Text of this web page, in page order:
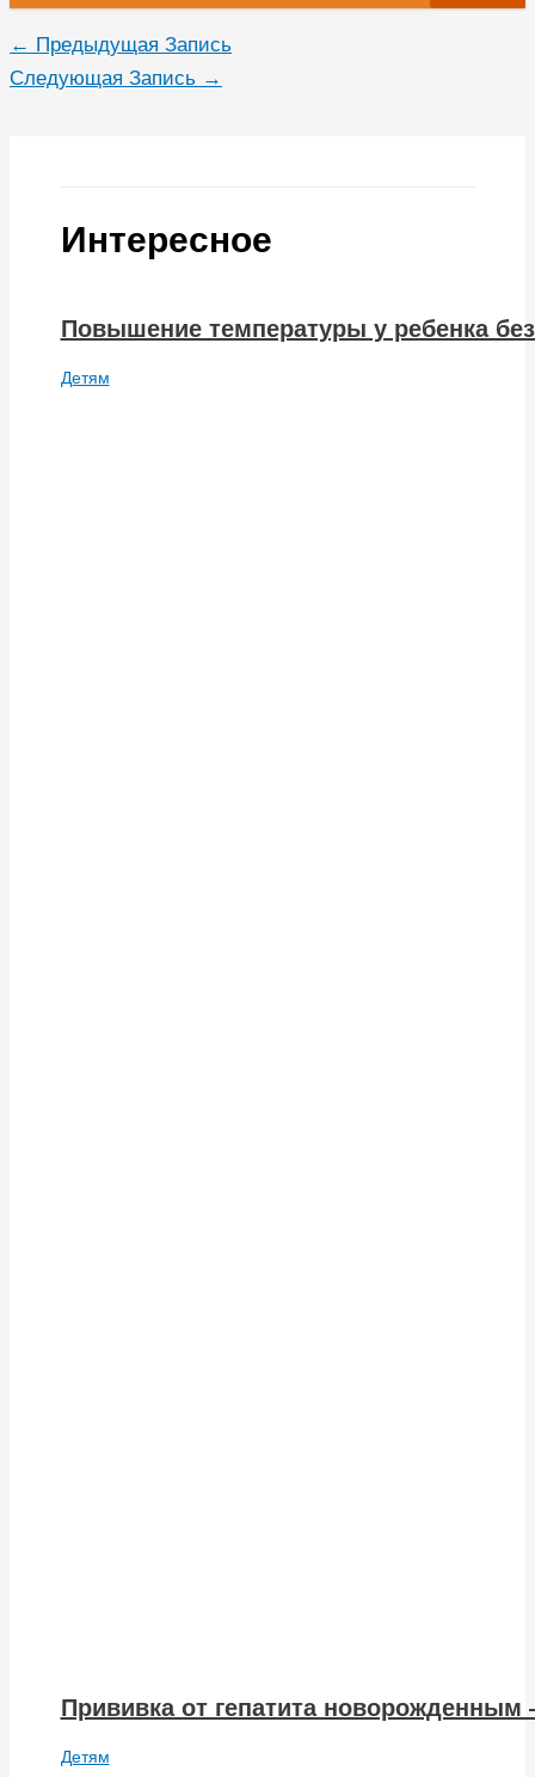
← Предыдущая Запись
Следующая Запись →
Интересное
Повышение температуры у ребенка
Детям
Прививка от гепатита новорожденным
Детям